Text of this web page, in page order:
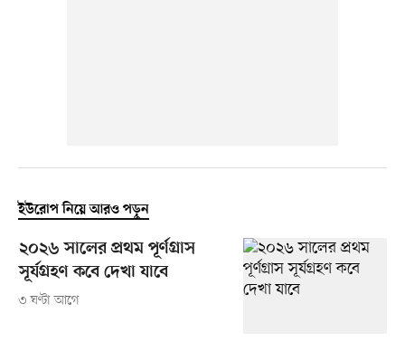
ইউরোপ নিয়ে আরও পড়ুন
২০২৬ সালের প্রথম পূর্ণগ্রাস
সূর্যগ্রহণ কবে দেখা যাবে
৩ ঘণ্টা আগে